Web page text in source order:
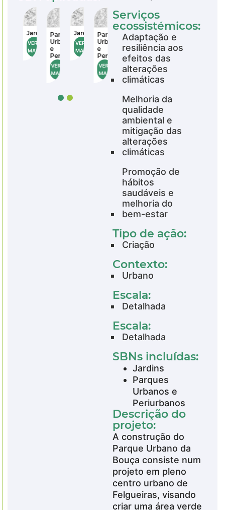
Serviços
ecossistémicos:
Adaptação e
resiliência aos
efeitos das
alterações
climáticas
Melhoria da
qualidade
ambiental e
mitigação das
alterações
climáticas
Promoção de
hábitos
saudáveis e
melhoria do
bem-estar
Tipo de ação:
Criação
Contexto:
Urbano
Escala:
Detalhada
Escala:
Detalhada
SBNs incluídas:
Jardins
Parques
Urbanos e
Periurbanos
Descrição do
projeto:
A construção do
Parque Urbano da
Bouça consiste num
projeto em pleno
centro urbano de
Felgueiras, visando
criar uma área verde
Parques
Urbanos
Periurbanos
Jardins
VER
MAIS
Parques
Urbanos
e
Periurbanos
VER
MAIS
Jardins
VER
MAIS
Parques
Urbanos
e
Periurbanos
VER
MAIS